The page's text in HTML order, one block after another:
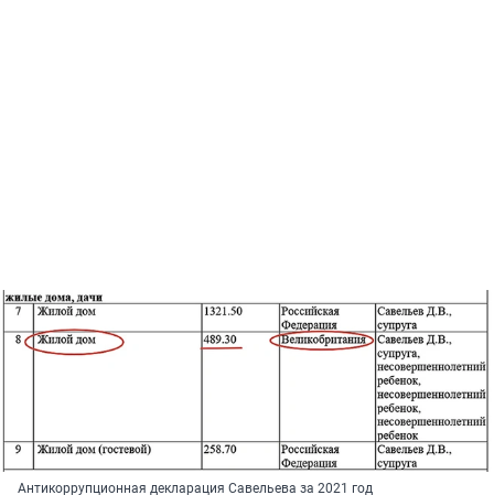
Антикоррупционная декларация Савельева за 2021 год